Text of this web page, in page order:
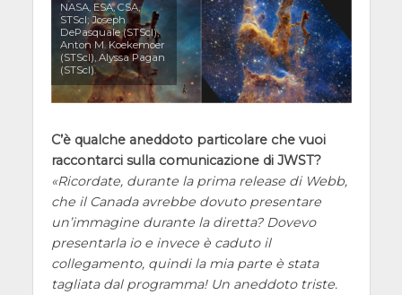
NASA, ESA, CSA,
STScI; Joseph
DePasquale (STScI),
Anton M. Koekemoer
(STScI), Alyssa Pagan
(STScI).
C’è qualche aneddoto particolare che vuoi
raccontarci sulla comunicazione di JWST?
Ricordate, durante la prima release di Webb,
che il Canada avrebbe dovuto presentare
un’immagine durante la diretta? Dovevo
presentarla io e invece è caduto il
collegamento, quindi la mia parte è stata
tagliata dal programma! Un aneddoto triste.